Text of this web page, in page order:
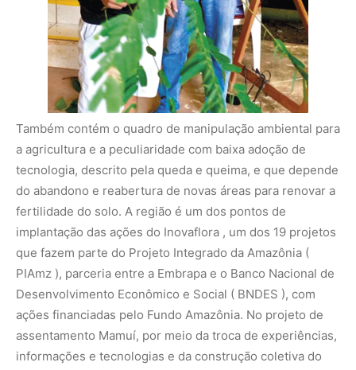
PIAmz ), parceria entre a Embrapa e o Banco Nacional de
Desenvolvimento Econômico e Social ( BNDES ), com
ações financiadas pelo Fundo Amazônia. No projeto de
assentamento Mamuí, por meio da troca de experiências,
informações e tecnologias e da construção coletiva do
conhecimento, a equipe e os agricultores
implantaramsistemas de recomposição com base na
diversidade de espécies de florestas nativas, frutíferas, e
outros cultivos agroalimentares já utilizados ou de
interesse das comunidades.